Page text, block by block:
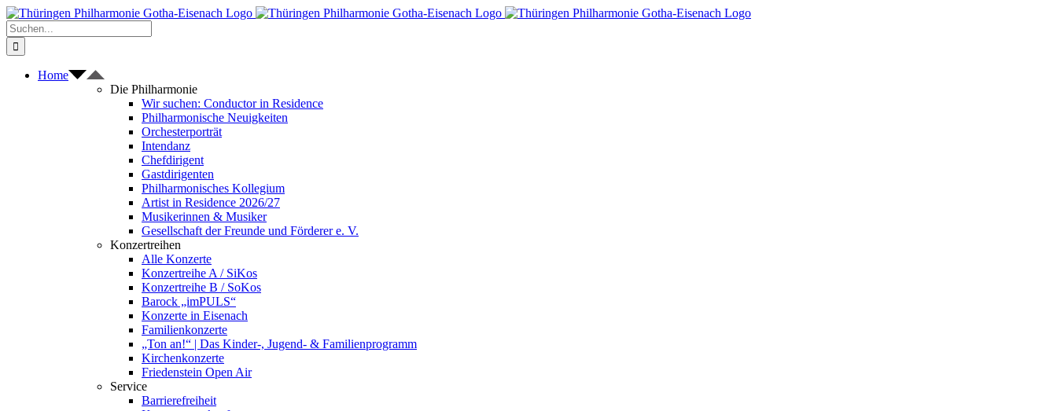
Zum
Inhalt
springen
Suche
nach:
Home
Die Philharmonie
Wir suchen: Conductor in Residence
Philharmonische Neuigkeiten
Orchesterporträt
Intendanz
Chefdirigent
Gastdirigenten
Philharmonisches Kollegium
Artist in Residence 2026/27
Musikerinnen & Musiker
Gesellschaft der Freunde und Förderer e. V.
Konzertreihen
Alle Konzerte
Konzertreihe A / SiKos
Konzertreihe B / SoKos
Barock „imPULS“
Konzerte in Eisenach
Familienkonzerte
„Ton an!“ | Das Kinder-, Jugend- & Familienprogramm
Kirchenkonzerte
Friedenstein Open Air
Service
Barrierefreiheit